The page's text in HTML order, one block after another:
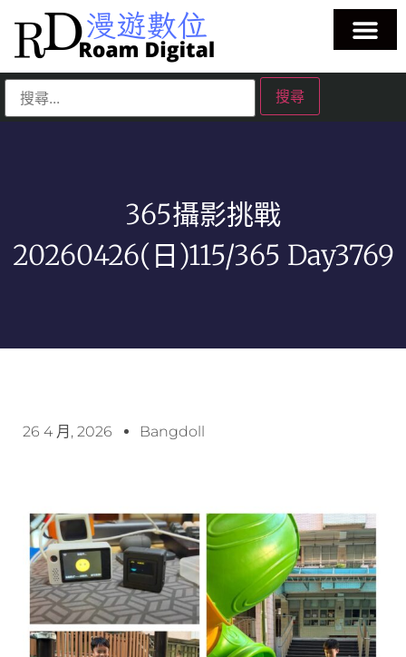
365攝影挑戰
20260426(日)115/365 Day3769
26 4 月, 2026 Bangdoll